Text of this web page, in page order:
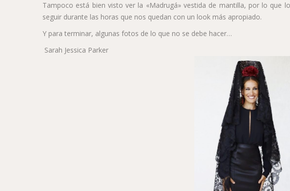
Tampoco está bien visto ver la «Madrugá» vestida de mantilla, por lo que
seguir durante las horas que nos quedan con un look más apropiado.
Y para terminar, algunas fotos de lo que no se debe hacer…
Sarah Jessica Parker